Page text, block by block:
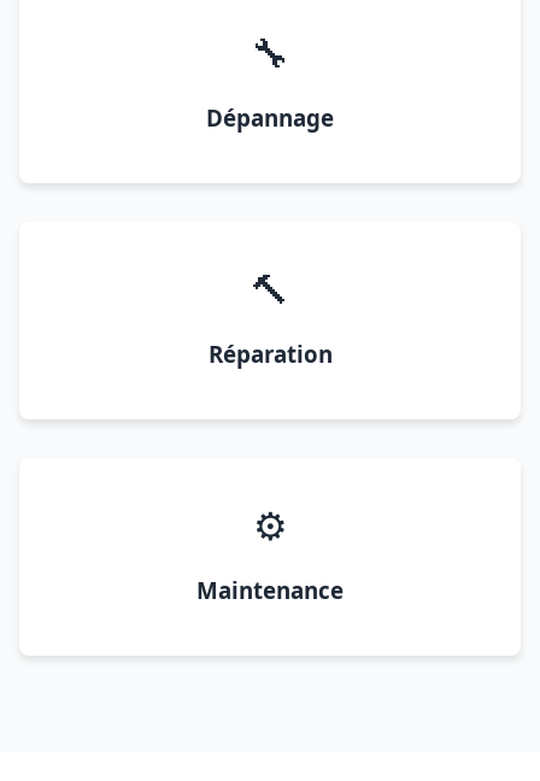
🔧
Dépannage
🔨
Réparation
⚙️
Maintenance